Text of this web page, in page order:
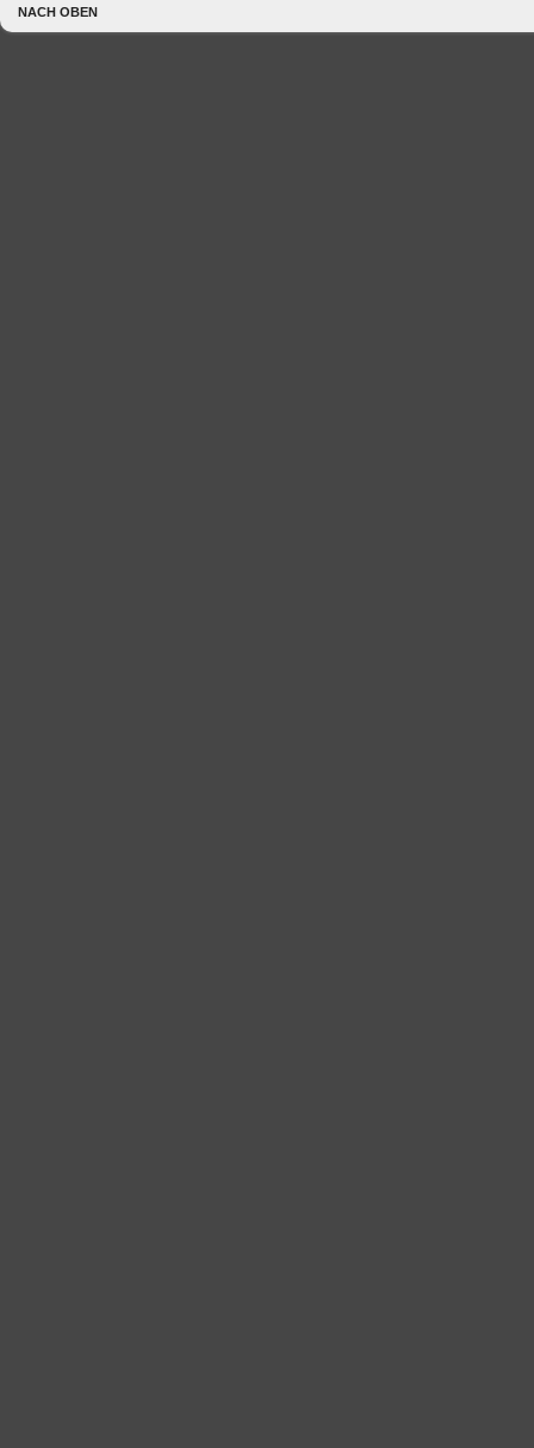
NACH OBEN